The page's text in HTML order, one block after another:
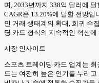
며, 2033년까지 338억 달러에
CAGR은 13.20%에 달할 전망
인 거래 생태계의 확대, 희귀 수
딩 카드 형식의 지속적인 혁신
시장 인사이트
스포츠 트레이딩 카드 업계는
드는 여전히 높은 인기를 누리